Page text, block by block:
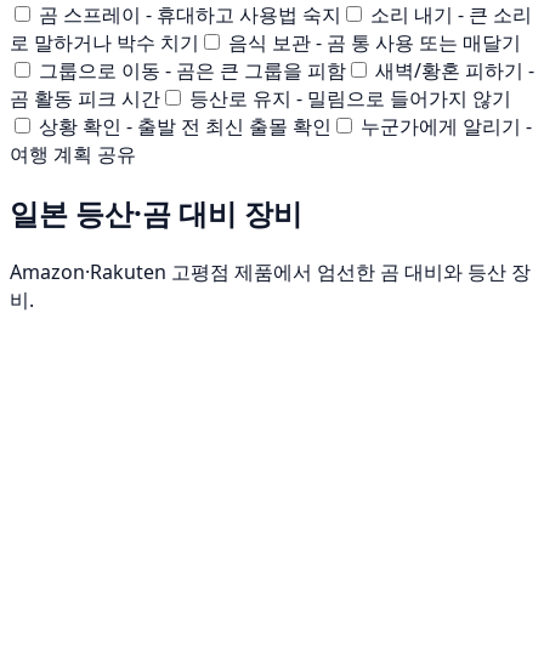
곰 스프레이 - 휴대하고 사용법 숙지
소리 내기 - 큰 소리
로 말하거나 박수 치기
음식 보관 - 곰 통 사용 또는 매달기
그룹으로 이동 - 곰은 큰 그룹을 피함
새벽/황혼 피하기 -
곰 활동 피크 시간
등산로 유지 - 밀림으로 들어가지 않기
상황 확인 - 출발 전 최신 출몰 확인
누군가에게 알리기 -
여행 계획 공유
일본 등산·곰 대비 장비
Amazon·Rakuten 고평점 제품에서 엄선한 곰 대비와 등산 장
비.